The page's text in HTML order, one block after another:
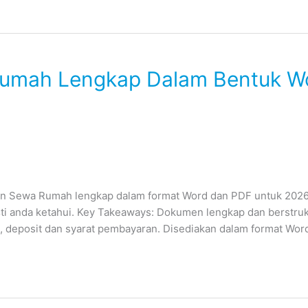
Lengkap Dalam Bentuk
Rumah lengkap dalam format Word dan PDF untuk
ketahui. Key Takeaways: Dokumen lengkap dan
dan syarat pembayaran. Disediakan dalam format